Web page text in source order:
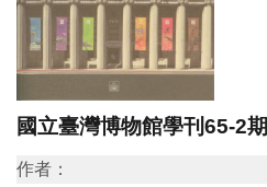
參
觀
資
訊
展
國立臺灣博物館學刊65-2期
作者：